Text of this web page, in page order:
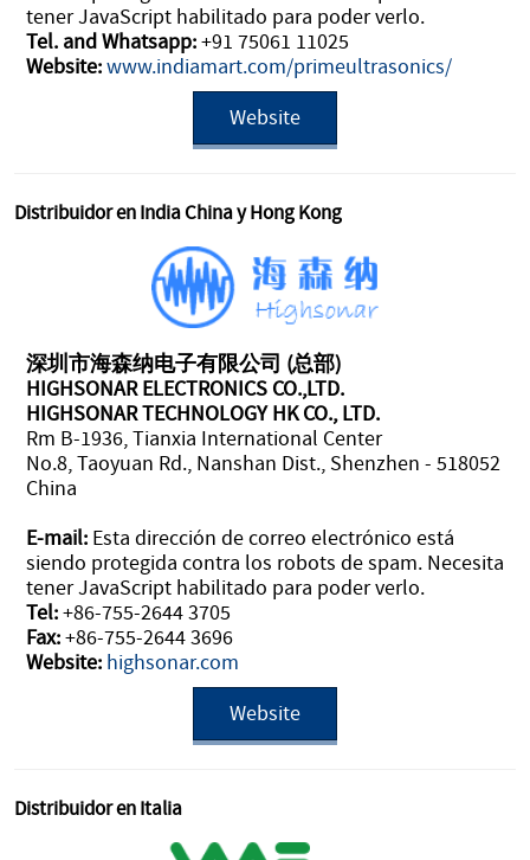
tener JavaScript habilitado para poder verlo.
Tel. and Whatsapp:+91 75061 11025
Website:www.indiamart.com/primeultrasonics/
Website
Distribuidor en India China y Hong Kong
深圳市海森纳电子有限公司 (总部)
HIGHSONAR ELECTRONICS CO.,LTD.
HIGHSONAR TECHNOLOGY HK CO., LTD.
Rm B-1936, Tianxia International Center
No.8, Taoyuan Rd., Nanshan Dist., Shenzhen - 518052
China
E-mail: Esta dirección de correo electrónico está
siendo protegida contra los robots de spam. Necesita
tener JavaScript habilitado para poder verlo.
Tel:+86-755-2644 3705
Fax:+86-755-2644 3696
Website: highsonar.com
Website
Distribuidor en Italia